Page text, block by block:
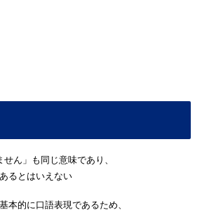
ん」も同じ意味であり、
るとはいえない
本的に口語表現であるため、